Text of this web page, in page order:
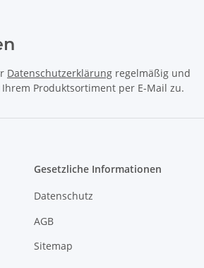
Datenschutzerklärung regelmäßig und
Produktsortiment per E-Mail zu.
Gesetzliche Informationen
Datenschutz
AGB
Sitemap